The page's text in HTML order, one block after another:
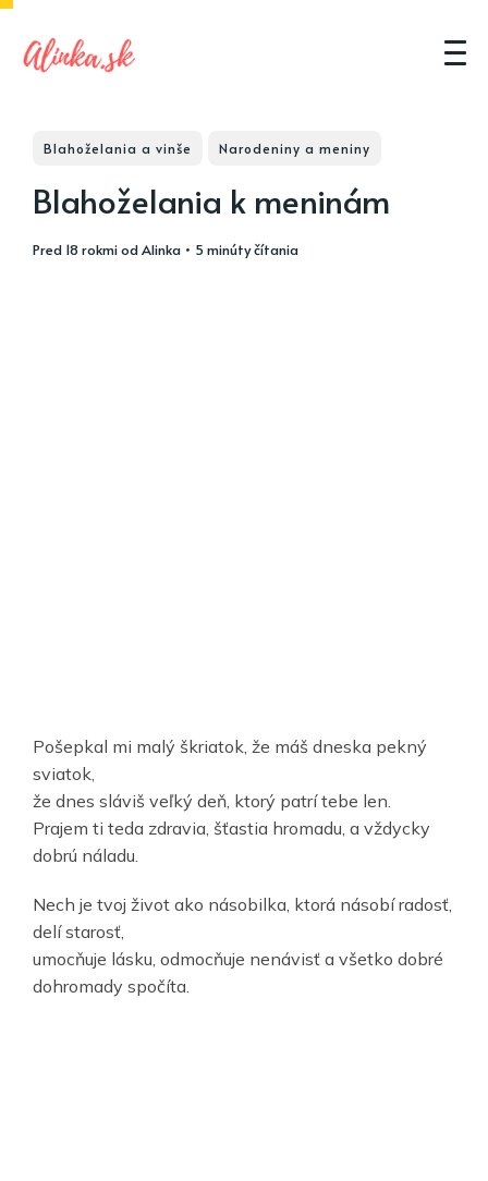
Blahoželania a vinše Narodeniny a meniny
Blahoželania k meninám
pred 18 rokmiodAlinka • 5 minúty čítania
Pošepkal mi malý škriatok, že máš dneska pekný
sviatok,
že dnes sláviš veľký deň, ktorý patrí tebe len.
Prajem ti teda zdravia, šťastia hromadu, a vždycky
dobrú náladu.
Nech je tvoj život ako násobilka, ktorá násobí radosť,
delí starosť,
umocňuje lásku, odmocňuje nenávisť a všetko dobré
dohromady spočíta.